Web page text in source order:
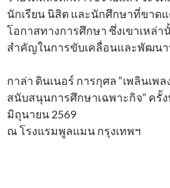
นักเรียน นิสิต และนักศึกษาที่ขาด
โอกาสทางการศึกษา ซึ่งเขาเหล่
สําคัญในการขับเคลื่อนและพัฒนา
กาล่า ดินเนอร์ การกุศล “เพลินเพ
สนับสนุนการศึกษาเฉพาะกิจ” ครั้ง
มิถุนายน 2569
ณ โรงแรมพูลแมน กรุงเทพฯ